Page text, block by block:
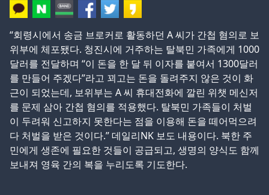
“회령시에서 송금 브로커로 활동하던 A 씨가 간첩 혐의로 보
위부에 체포됐다. 청진시에 거주하는 탈북민 가족에게 1000
달러를 전달하며 “이 돈을 한 달 뒤 이자를 붙여서 1300달러
를 만들어 주겠다”라고 꾀고는 돈을 돌려주지 않은 것이 화
근이 되었는데, 보위부는 A 씨 휴대전화에 깔린 위챗 메신저
를 문제 삼아 간첩 혐의를 적용했다. 탈북민 가족들이 처벌
이 두려워 신고하지 못한다는 점을 이용해 돈을 떼어먹으려
다 처벌을 받은 것이다.” 데일리NK 보도 내용이다. 북한 주
민에게 생존에 필요한 것들이 공급되고, 생명의 양식도 함께
보내져 영육 간의 복을 누리도록 기도한다.